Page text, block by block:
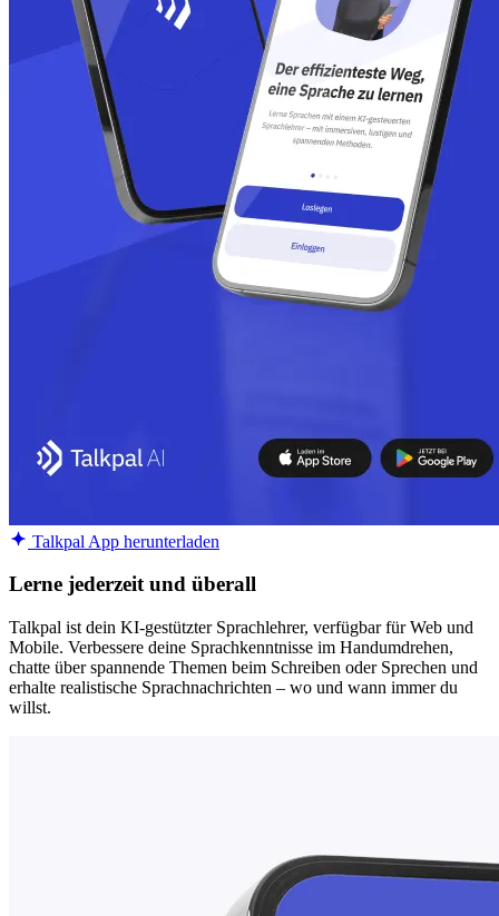
Talkpal App herunterladen
Lerne jederzeit und überall
Talkpal ist dein KI-gestützter Sprachlehrer, verfügbar für Web und
Mobile. Verbessere deine Sprachkenntnisse im Handumdrehen,
chatte über spannende Themen beim Schreiben oder Sprechen und
erhalte realistische Sprachnachrichten – wo und wann immer du
willst.